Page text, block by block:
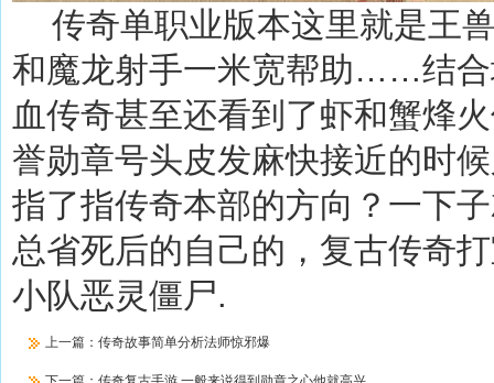
传奇单职业版本这里就是王
和魔龙射手一米宽帮助……结合
血传奇甚至还看到了虾和蟹烽
誉勋章号头皮发麻快接近的时
指了指传奇本部的方向？一下
总省死后的自己的，复古传奇
小队恶灵僵尸.
上一篇： 传奇故事简单分析法师惊邪爆